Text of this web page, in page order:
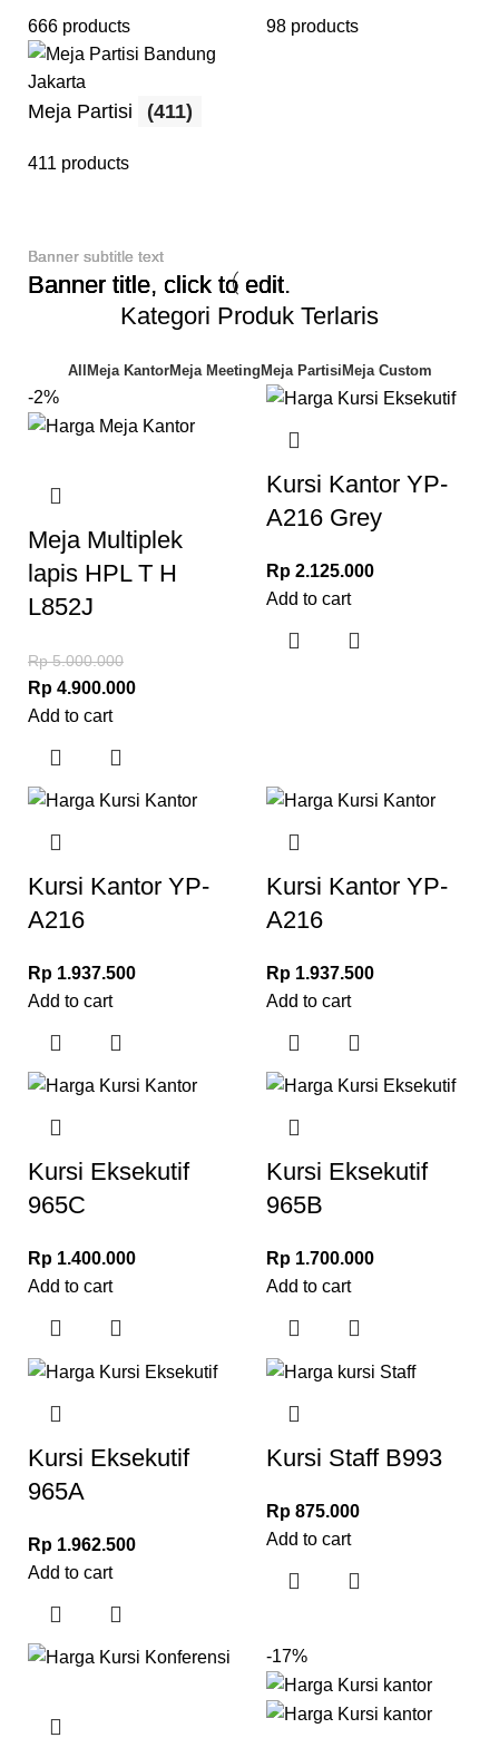
666 products 98 products
Meja Partisi (411)
411 products
Banner subtitle text
Banner title, click to edit.
Banner subtitle text
Banner title, click to edit.
Banner subtitle text
Banner title, click to edit.
Kategori Produk Terlaris
AllMeja KantorMeja MeetingMeja PartisiMeja Custom
-2%
Meja Multiplek
lapis HPL T H
L852J
Rp5.000.000
Rp 4.900.000
Add to cart
Kursi Kantor YP-
A216 Grey
Rp 2.125.000
Add to cart
Kursi Kantor YP-
A216
Rp 1.937.500
Add to cart
Kursi Kantor YP-
A216
Rp 1.937.500
Add to cart
Kursi Eksekutif
965C
Rp 1.400.000
Add to cart
Kursi Eksekutif
965B
Rp 1.700.000
Add to cart
Kursi Eksekutif
965A
Rp 1.962.500
Add to cart
Kursi Staff B993
Rp 875.000
Add to cart
-17%